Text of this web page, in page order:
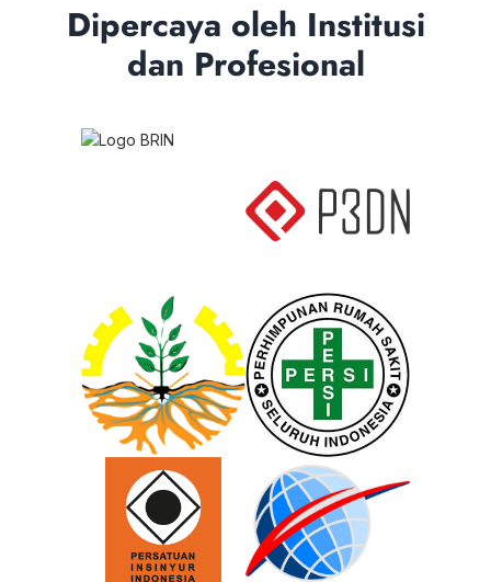
Dipercaya oleh Institusi
dan Profesional